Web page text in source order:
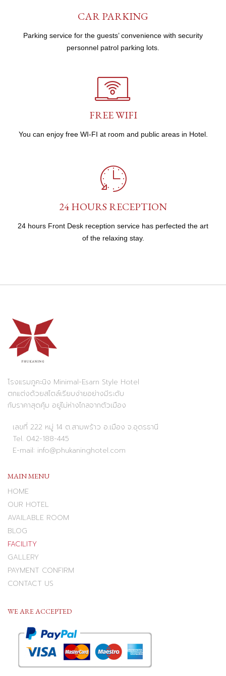
CAR PARKING
Parking service for the guests’ convenience with security
personnel patrol parking lots.
FREE WIFI
You can enjoy free WI-FI at room and public areas in Hotel.
24 HOURS RECEPTION
24 hours Front Desk reception service has perfected the art
of the relaxing stay.
โรงแรมภูคะนิง Minimal-Esarn Style Hotel
ตกแต่งด้วยสไตล์เรียบง่ายอย่างมีระดับ
กับราคาสุดคุ้ม อยู่ไม่ห่างไกลจากตัวเมือง
เลขที่ 222 หมู่ 14 ต.สามพร้าว อ.เมือง จ.อุดรธานี
Tel. 042-188-445
E-mail: info@phukaninghotel.com
MAIN MENU
HOME
OUR HOTEL
AVAILABLE ROOM
BLOG
FACILITY
GALLERY
PAYMENT CONFIRM
CONTACT US
WE ARE ACCEPTED